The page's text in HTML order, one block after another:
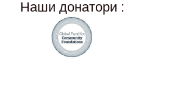
Наши донатори :